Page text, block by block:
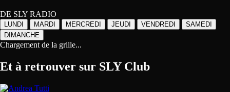
DE SLY RADIO
LUNDI MARDI MERCREDI JEUDI VENDREDI
SAMEDI
DIMANCHE
Chargement de la grille...
Et à retrouver sur SLY Club